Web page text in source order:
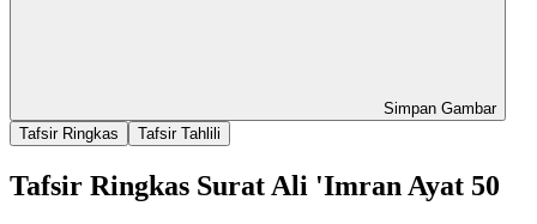
Simpan Gambar
Tafsir Ringkas
Tafsir Tahlili
Tafsir Ringkas Surat Ali 'Imran Ayat 50